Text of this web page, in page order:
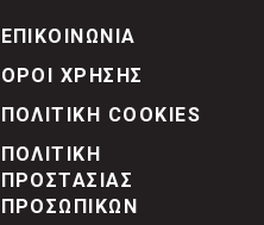
ΕΠΙΚΟΙΝΩΝΙΑ
ΟΡΟΙ ΧΡΗΣΗΣ
ΠΟΛΙΤΙΚΗ COOKIES
ΠΟΛΙΤΙΚΗ
ΠΡΟΣΤΑΣΙΑΣ
ΠΡΟΣΩΠΙΚΩΝ